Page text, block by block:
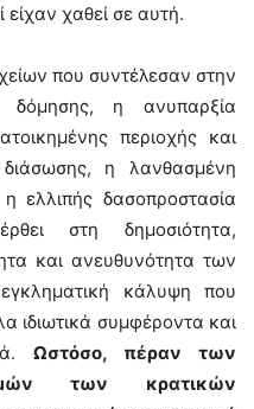
χαθεί σε αυτή.
που συντέλεσαν στην
η ανυπαρξία
περιοχής και
η λανθασμένη
ελλιπής δασοπροστασία
στη δημοσιότητα,
και ανευθυνότητα των
κάλυψη που
ιδιωτικά συμφέροντα και
Ωστόσο, πέραν των
των κρατικών